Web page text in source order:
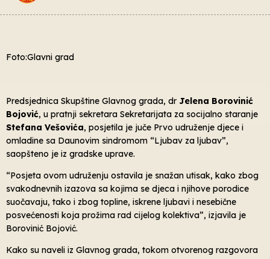
Foto:Glavni grad
Predsjednica Skupštine Glavnog grada, dr Jelena Borovinić
Bojović, u pratnji sekretara Sekretarijata za socijalno staranje
Stefana Vešovića, posjetila je juče Prvo udruženje djece i
omladine sa Daunovim sindromom “Ljubav za ljubav”,
saopšteno je iz gradske uprave.
“Posjeta ovom udruženju ostavila je snažan utisak, kako zbog
svakodnevnih izazova sa kojima se djeca i njihove porodice
suočavaju, tako i zbog topline, iskrene ljubavi i nesebične
posvećenosti koja prožima rad cijelog kolektiva”, izjavila je
Borovinić Bojović.
Kako su naveli iz Glavnog grada, tokom otvorenog razgovora